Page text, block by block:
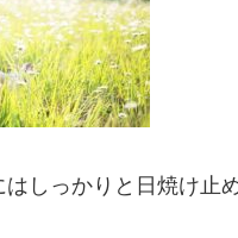
しっかりと日焼け止